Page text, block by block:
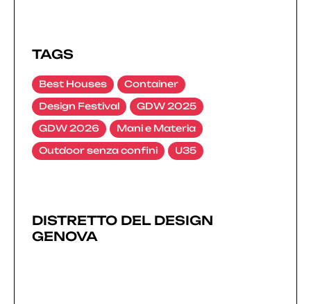
TAGS
Best Houses
Container
Design Festival
GDW 2025
GDW 2026
Mani e Materia
Outdoor senza confini
U35
DISTRETTO DEL DESIGN
GENOVA